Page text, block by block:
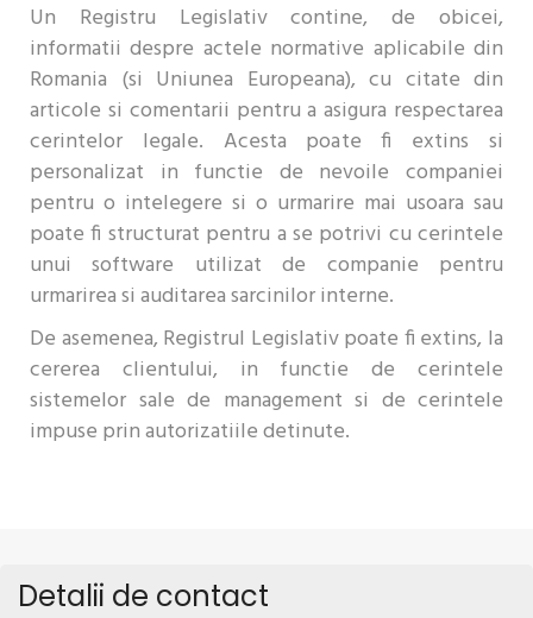
Un Registru Legislativ contine, de obicei,
informatii despre actele normative aplicabile din
Romania (si Uniunea Europeana), cu citate din
articole si comentarii pentru a asigura respectarea
cerintelor legale. Acesta poate fi extins si
personalizat in functie de nevoile companiei
pentru o intelegere si o urmarire mai usoara sau
poate fi structurat pentru a se potrivi cu cerintele
unui software utilizat de companie pentru
urmarirea si auditarea sarcinilor interne.
De asemenea, Registrul Legislativ poate fi extins, la
cererea clientului, in functie de cerintele
sistemelor sale de management si de cerintele
impuse prin autorizatiile detinute.
Detalii de contact